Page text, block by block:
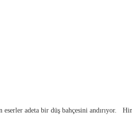
adeta bir düş bahçesini andırıyor.